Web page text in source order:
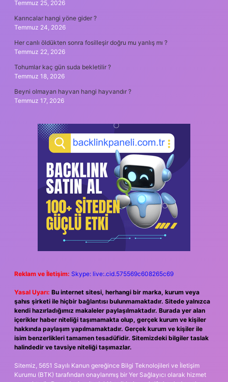
Temmuz 25, 2026
Karıncalar hangi yöne gider ?
Temmuz 24, 2026
Her canlı öldükten sonra fosilleşir doğru mu yanlış mı ?
Temmuz 22, 2026
Tohumlar kaç gün suda bekletilir ?
Temmuz 18, 2026
Beyni olmayan hayvan hangi hayvandır ?
Temmuz 17, 2026
Reklam ve İletişim: Skype: live:.cid.575569c608265c69
Yasal Uyarı: Bu internet sitesi, herhangi bir marka, kurum veya
şahıs şirketi ile hiçbir bağlantısı bulunmamaktadır. Sitede yalnızca
kendi hazırladığımız makaleler paylaşılmaktadır. Burada yer alan
içerikler haber niteliği taşımamakta olup, gerçek kurum ve kişiler
hakkında paylaşım yapılmamaktadır. Gerçek kurum ve kişiler ile
isim benzerlikleri tamamen tesadüfidir. Sitemizdeki bilgiler taslak
halindedir ve tavsiye niteliği taşımazlar.
Sitemiz, 5651 Sayılı Kanun gereğince Bilgi Teknolojileri ve İletişim
Kurumu (BTK) tarafından onaylanmış bir Yer Sağlayıcı olarak hizmet